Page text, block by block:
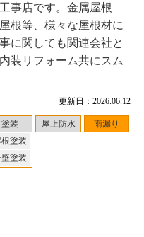
更新日：2026.06.12
塗装
根塗装
塗装
屋上防水 雨漏り
事店です。金属屋根
根等、様々な屋根材に
に関しても関連会社と
装リフォーム共にスム